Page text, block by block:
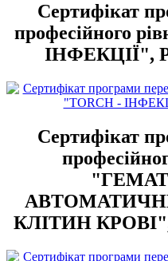
Сертифікат
професійного
ІНФЕКЦІЇ",
Сертифікат
КЛІТИН